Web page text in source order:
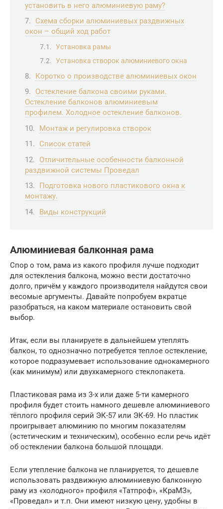
установить в него алюминиевую раму?
Схема сборки алюминиевых раздвижных
окон – общий ход работ
Установка рамы
Установка створок алюминиевого окна
Коротко о производстве алюминиевых окон
Остекление балкона своими руками.
Остекление балконов алюминиевым
профилем. Холодное остекление балконов.
Монтаж и регулировка створок
Список статей
Отличительные особенности балконной
раздвижной системы Проведал
Подготовка нового пластикового окна к
монтажу.
Виды конструкций
Алюминиевая балконная рама
Спор о том, рама из какого профиля лучше подходит
для остекления балкона, можно вести достаточно
долго, причём у каждого производителя найдутся свои
весомые аргументы. Давайте попробуем вкратце
разобраться, на каком материале остановить свой
выбор.
Итак, если вы планируете в дальнейшем утеплять
балкон, то однозначно потребуется теплое остекление,
которое подразумевает использование однокамерного
(как минимум) или двухкамерного стеклопакета.
Пластиковая рама из 3-х или даже 5-ти камерного
профиля будет стоить намного дешевле алюминиевого
тёплого профиля серий ЭК-57 или ЭК-69. Но пластик
проигрывает алюминию по многим показателям
(эстетическим и техническим), особенно если речь идёт
об остеклении балкона большой площади.
Если утепление балкона не планируется, то дешевле
использовать раздвижную алюминиевую балконную
раму из «холодного» профиля «Татпроф», «КраМЗ»,
«Проведал» и т.п. Они имеют низкую цену, удобны в